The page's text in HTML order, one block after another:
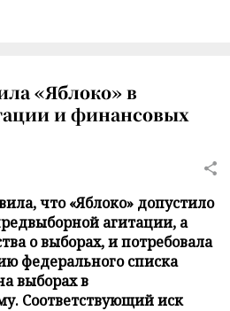
«Яблоко» в
и финансовых
что «Яблоко» допустило
агитации, а
о выборах, и потребовала
федерального списка
выборах в
Соответствующий иск